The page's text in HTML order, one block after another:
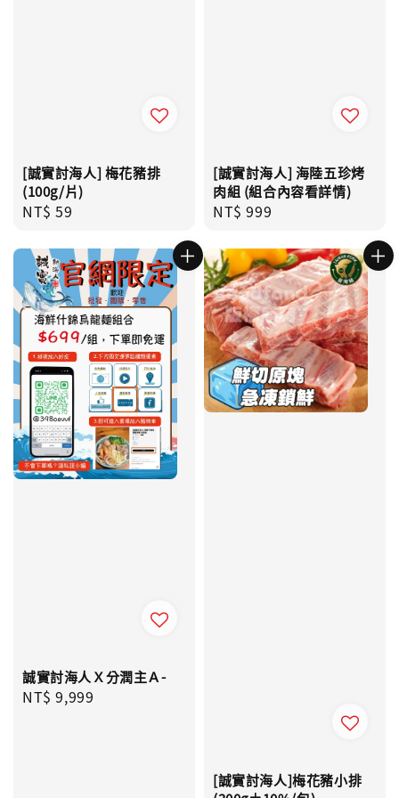
[誠實討海人] 梅花豬排
(100g/片)
Regular
NT$ 59
[誠實討海人] 海陸五珍烤
肉組 (組合內容看詳情)
Regular
NT$ 999
誠實討海人Ｘ分潤主Ａ-
Regular
NT$ 9,999
[誠實討海人]梅花豬小排